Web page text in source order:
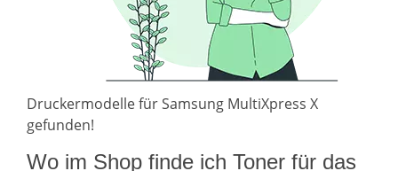
Druckermodelle für Samsung MultiXpress X
gefunden!
Wo im Shop finde ich Toner für das